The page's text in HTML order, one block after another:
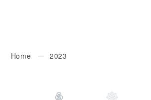
Home ー 2023